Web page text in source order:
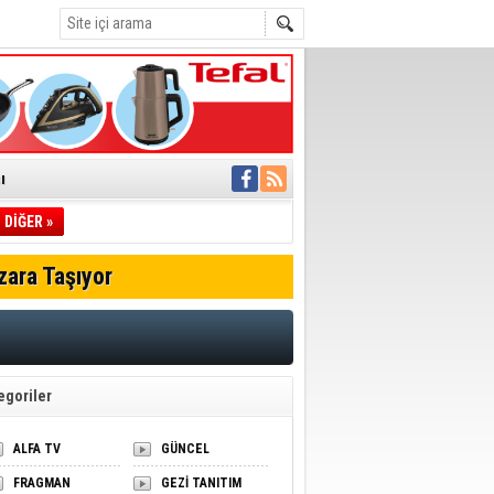
İletti
müdahale
DİĞER »
Taşıyor
ALFA TV GÜNCEL
FRAGMAN GEZİ TANITIM